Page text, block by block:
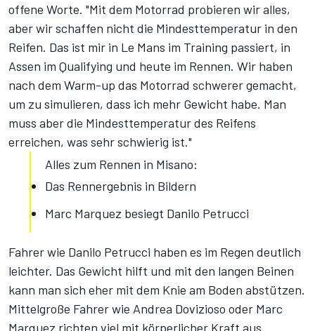
offene Worte. "Mit dem Motorrad probieren wir alles,
aber wir schaffen nicht die Mindesttemperatur in den
Reifen. Das ist mir in Le Mans im Training passiert, in
Assen im Qualifying und heute im Rennen. Wir haben
nach dem Warm-up das Motorrad schwerer gemacht,
um zu simulieren, dass ich mehr Gewicht habe. Man
muss aber die Mindesttemperatur des Reifens
erreichen, was sehr schwierig ist."
Alles zum Rennen in Misano:
Das Rennergebnis in Bildern
Marc Marquez besiegt Danilo Petrucci
Fahrer wie Danilo Petrucci haben es im Regen deutlich
leichter. Das Gewicht hilft und mit den langen Beinen
kann man sich eher mit dem Knie am Boden abstützen.
Mittelgroße Fahrer wie Andrea Dovizioso oder Marc
Marquez richten viel mit körperlicher Kraft aus.